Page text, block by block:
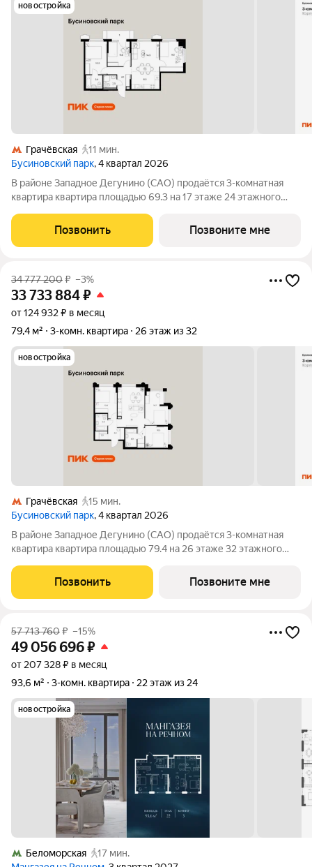
новостройка
Грачёвская
11 мин.
Бусиновский парк, 4 квартал 2026
В районе Западное Дегунино (САО) продаётся 3-комнатная
квартира квартира площадью 69.3 на 17 этаже 24 этажного
Удобное расположение: 20 минут пешком до станций метро
«Ховрино» и 15 минут от МЦД
Позвонить Позвоните мне
34 777 200₽ –3%
33 733 884₽
от 124 932 ₽ в месяц
79,4 м²
3-комн. квартира 26 этаж из 32
новостройка
Грачёвская
15 мин.
Бусиновский парк, 4 квартал 2026
В районе Западное Дегунино (САО) продаётся 3-комнатная
квартира квартира площадью 79.4 на 26 этаже 32 этажного
Удобное расположение: 20 минут пешком до станций метро
«Ховрино» и 15 минут от МЦД
Позвонить Позвоните мне
57 713 760₽ –15%
49 056 696₽
от 207 328 ₽ в месяц
93,6 м²
3-комн. квартира 22 этаж из 24
новостройка
Беломорская
17 мин.